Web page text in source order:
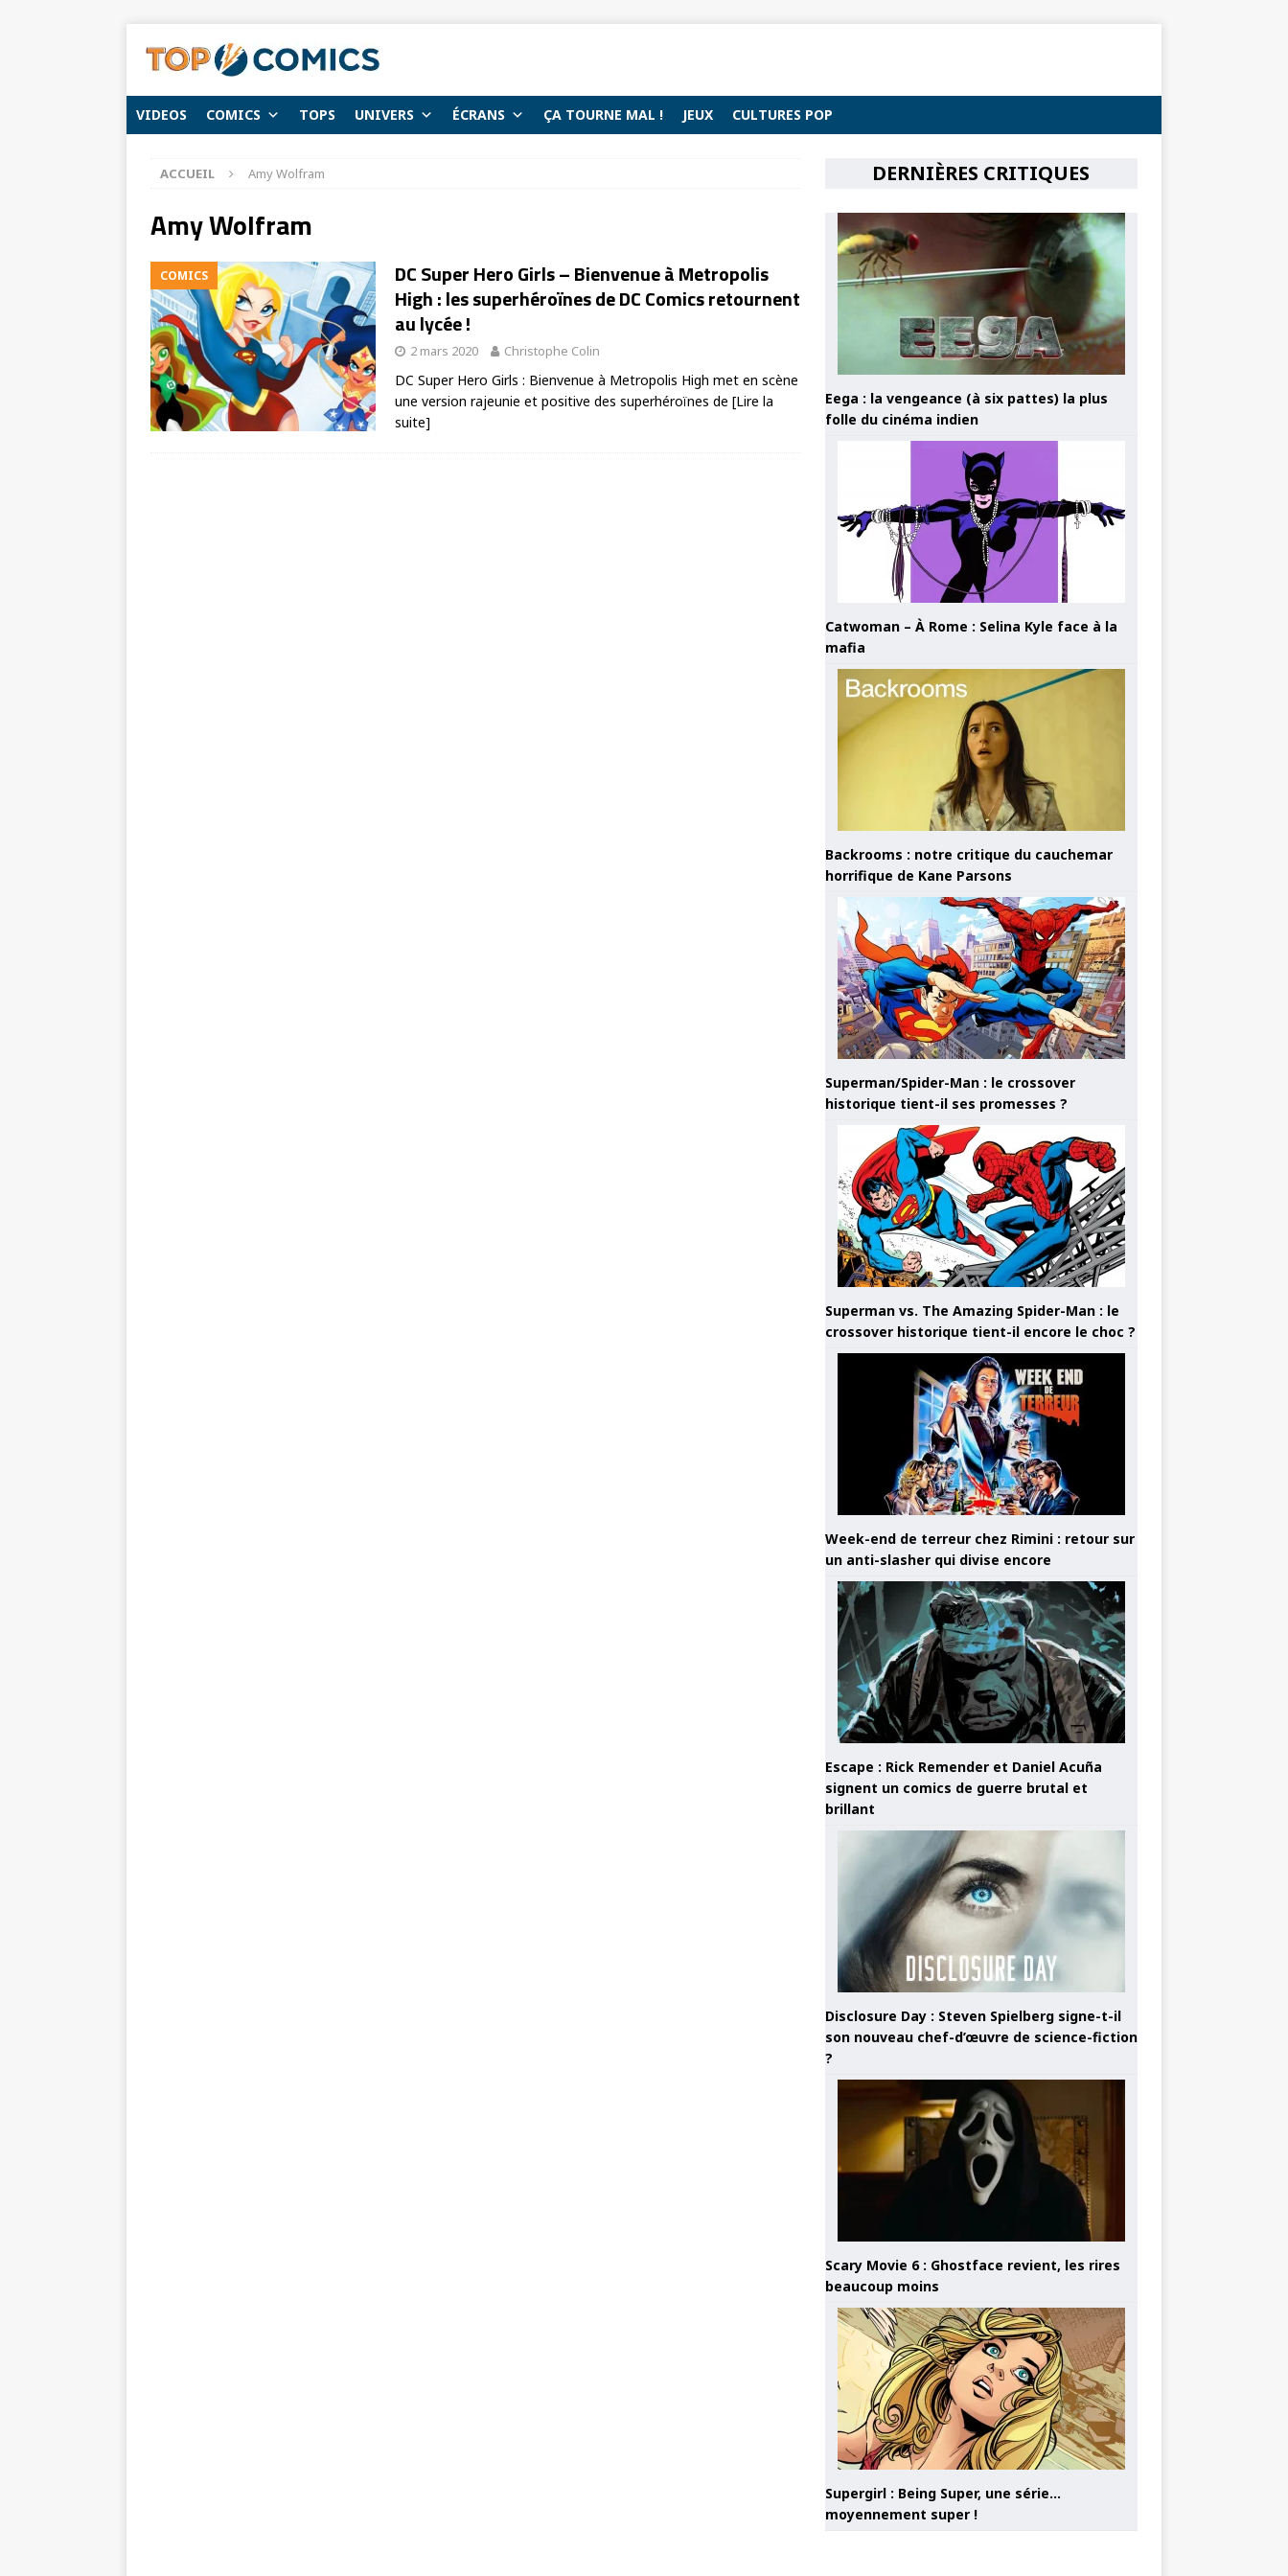
VIDEOS COMICS TOPS UNIVERS ÉCRANS ÇA TOURNE MAL ! JEUX CULTURES POP
ACCUEIL Amy Wolfram
Amy Wolfram
COMICS
DC Super Hero Girls – Bienvenue à Metropolis
High : les superhéroïnes de DC Comics retournent
au lycée !
2 mars 2020 Christophe Colin
DC Super Hero Girls : Bienvenue à Metropolis High met en scène
une version rajeunie et positive des superhéroïnes de [Lire la
suite]
DERNIÈRES CRITIQUES
Eega : la vengeance (à six pattes) la plus
folle du cinéma indien
Catwoman – À Rome : Selina Kyle face à la
mafia
Backrooms : notre critique du cauchemar
horrifique de Kane Parsons
Superman/Spider-Man : le crossover
historique tient-il ses promesses ?
Superman vs. The Amazing Spider-Man : le
crossover historique tient-il encore le choc ?
Week-end de terreur chez Rimini : retour sur
un anti-slasher qui divise encore
Escape : Rick Remender et Daniel Acuña
signent un comics de guerre brutal et
brillant
Disclosure Day : Steven Spielberg signe-t-il
son nouveau chef-d’œuvre de science-fiction
?
Scary Movie 6 : Ghostface revient, les rires
beaucoup moins
Supergirl : Being Super, une série…
moyennement super !